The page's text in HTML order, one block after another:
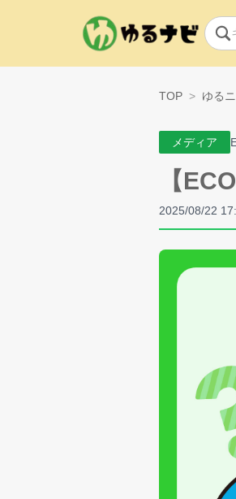
TOP ゆる
メディア
【
2025/08/22